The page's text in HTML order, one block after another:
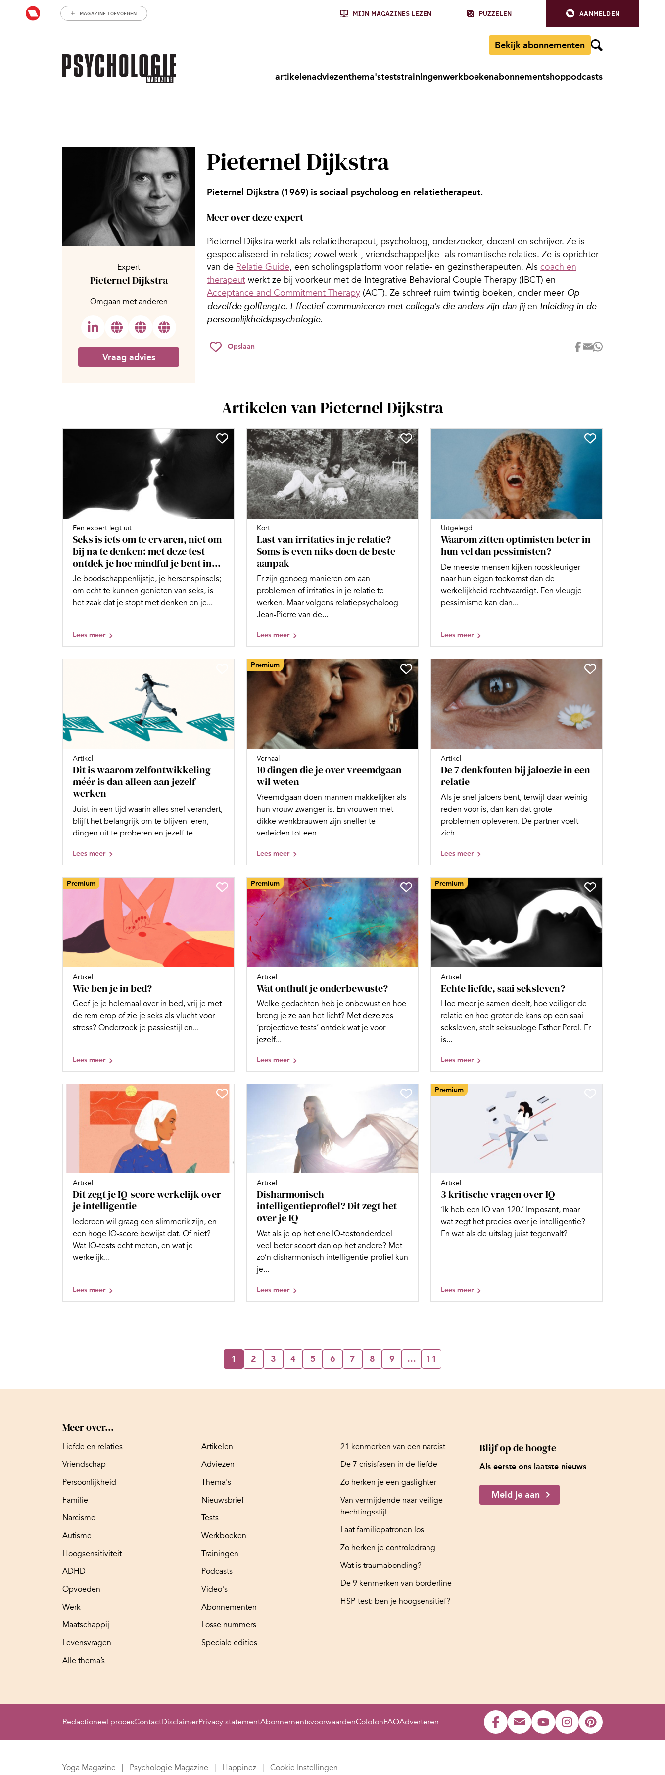
MAGAZINE TOEVOEGEN MIJN MAGAZINES LEZEN PUZZELEN AANMELDEN
Bekijk abonnementen
artikelenadviezenthema'steststrainingenwerkboekenabonnementshoppodcasts
Expert
Pieternel Dijkstra
Omgaan met anderen
Vraag advies
Pieternel Dijkstra
Pieternel Dijkstra (1969) is sociaal psycholoog en relatietherapeut.
Meer over deze expert
Pieternel Dijkstra werkt als relatietherapeut, psycholoog, onderzoeker, docent en schrijver. Ze is
gespecialiseerd in relaties; zowel werk-, vriendschappelijke- als romantische relaties. Ze is oprichter
van de Relatie Guide, een scholingsplatform voor relatie- en gezinstherapeuten. Als coach en
therapeut werkt ze bij voorkeur met de Integrative Behavioral Couple Therapy (IBCT) en
Acceptance and Commitment Therapy (ACT). Ze schreef ruim twintig boeken, onder meer Op
dezelfde golflengte. Effectief communiceren met collega’s die anders zijn dan jijen Inleiding in de
persoonlijkheidspsychologie.
Opslaan
Artikelen van Pieternel Dijkstra
Een expert legt uit
Seks is iets om te ervaren, niet om
bij na te denken: met deze test
ontdek je hoe mindful je bent in...
Je boodschappenlijstje, je hersenspinsels;
om echt te kunnen genieten van seks, is
het zaak dat je stopt met denken en je...
Lees meer
Kort
Last van irritaties in je relatie?
Soms is even niks doen de beste
aanpak
Er zijn genoeg manieren om aan
problemen of irritaties in je relatie te
werken. Maar volgens relatiepsycholoog
Jean-Pierre van de...
Lees meer
Uitgelegd
Waarom zitten optimisten beter in
hun vel dan pessimisten?
De meeste mensen kijken rooskleuriger
naar hun eigen toekomst dan de
werkelijkheid rechtvaardigt. Een vleugje
pessimisme kan dan...
Lees meer
Artikel
Dit is waarom zelfontwikkeling
méér is dan alleen aan jezelf
werken
Juist in een tijd waarin alles snel verandert,
blijft het belangrijk om te blijven leren,
dingen uit te proberen en jezelf te...
Lees meer
Premium
Verhaal
10 dingen die je over vreemdgaan
wil weten
Vreemdgaan doen mannen makkelijker als
hun vrouw zwanger is. En vrouwen met
dikke wenkbrauwen zijn sneller te
verleiden tot een...
Lees meer
Artikel
De 7 denkfouten bij jaloezie in een
relatie
Als je snel jaloers bent, terwijl daar weinig
reden voor is, dan kan dat grote
problemen opleveren. De partner voelt
zich...
Lees meer
Premium
Artikel
Wie ben je in bed?
Geef je je helemaal over in bed, vrij je met
de rem erop of zie je seks als vlucht voor
stress? Onderzoek je passiestijl en...
Lees meer
Premium
Artikel
Wat onthult je onderbewuste?
Welke gedachten heb je onbewust en hoe
breng je ze aan het licht? Met deze zes
‘projectieve tests’ ontdek wat je voor
jezelf...
Lees meer
Premium
Artikel
Echte liefde, saai seksleven?
Hoe meer je samen deelt, hoe veiliger de
relatie en hoe groter de kans op een saai
seksleven, stelt seksuologe Esther Perel. Er
is...
Lees meer
Artikel
Dit zegt je IQ-score werkelijk over
je intelligentie
Iedereen wil graag een slimmerik zijn, en
een hoge IQ-score bewijst dat. Of niet?
Wat IQ-tests echt meten, en wat je
werkelijk...
Lees meer
Artikel
Disharmonisch
intelligentieprofiel? Dit zegt het
over je IQ
Wat als je op het ene IQ-testonderdeel
veel beter scoort dan op het andere? Met
zo’n disharmonisch intelligentie-profiel kun
je...
Lees meer
Premium
Artikel
3 kritische vragen over IQ
‘Ik heb een IQ van 120.’ Imposant, maar
wat zegt het precies over je intelligentie?
En wat als de uitslag juist tegenvalt?
Lees meer
1 2 3 4 5 6 7 8 9 … 11
Meer over...
Liefde en relaties
Vriendschap
Persoonlijkheid
Familie
Narcisme
Autisme
Hoogsensitiviteit
ADHD
Opvoeden
Werk
Maatschappij
Levensvragen
Alle thema’s
Artikelen
Adviezen
Thema's
Nieuwsbrief
Tests
Werkboeken
Trainingen
Podcasts
Video's
Abonnementen
Losse nummers
Speciale edities
21 kenmerken van een narcist
De 7 crisisfasen in de liefde
Zo herken je een gaslighter
Van vermijdende naar veilige
hechtingsstijl
Laat familiepatronen los
Zo herken je controledrang
Wat is traumabonding?
De 9 kenmerken van borderline
HSP-test: ben je hoogsensitief?
Blijf op de hoogte
Als eerste ons laatste nieuws
Meld je aan
Redactioneel procesContactDisclaimerPrivacy statementAbonnementsvoorwaardenColofonFAQAdverteren
Yoga Magazine Psychologie Magazine Happinez Cookie Instellingen